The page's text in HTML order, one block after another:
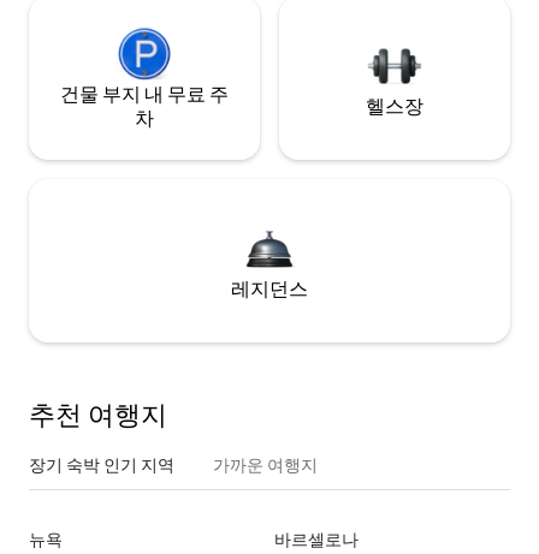
건물 부지 내 무료 주
차
헬스장
레지던스
추천 여행지
장기 숙박 인기 지역 가까운 여행지
뉴욕
바르셀로나